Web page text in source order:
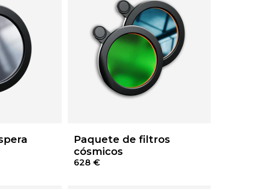
Paquete de filtros
cósmicos
628 €